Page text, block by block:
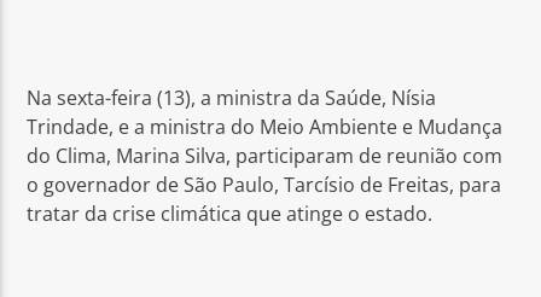
Na sexta-feira (13), a ministra da Saúde, Nísia
Trindade, e a ministra do Meio Ambiente e Mudança
do Clima, Marina Silva, participaram de reunião com
o governador de São Paulo, Tarcísio de Freitas, para
tratar da crise climática que atinge o estado.